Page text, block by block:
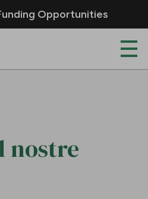
Opportunities
nostre